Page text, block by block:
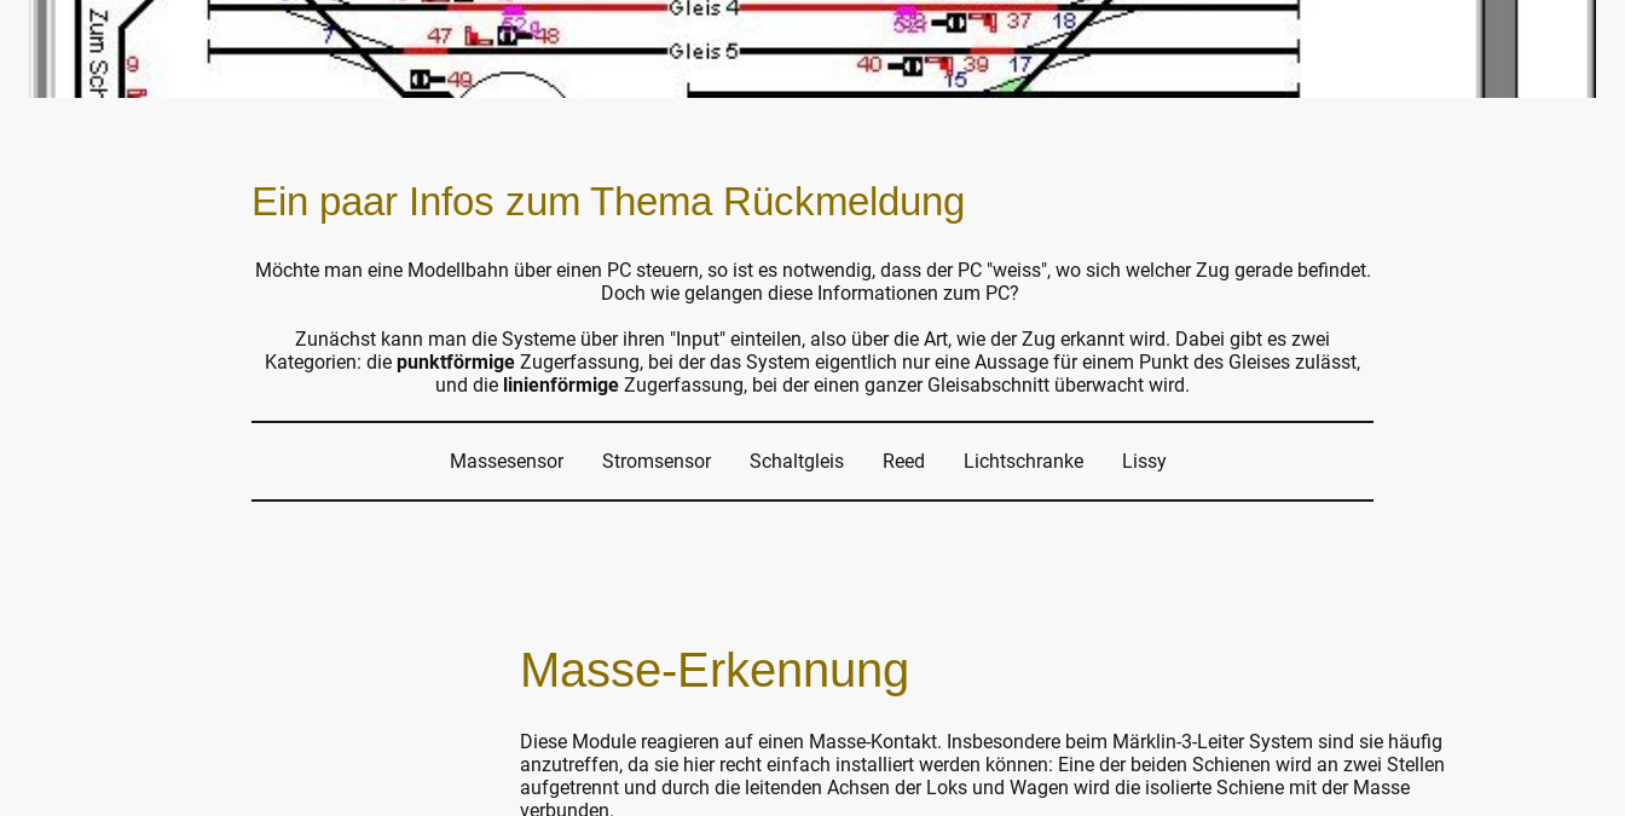
Ein paar Infos zum Thema Rückmeldung
Möchte man eine Modellbahn über einen PC steuern, so ist es notwendig, dass der PC "weiss", wo sich welcher Zug gerade befindet.
Doch wie gelangen diese Informationen zum PC?
Zunächst kann man die Systeme über ihren "Input" einteilen, also über die Art, wie der Zug erkannt wird. Dabei gibt es zwei
Kategorien: die punktförmige Zugerfassung, bei der das System eigentlich nur eine Aussage für einem Punkt des Gleises zulässt,
und die linienförmige Zugerfassung, bei der einen ganzer Gleisabschnitt überwacht wird.
Massesensor Stromsensor Schaltgleis Reed Lichtschranke Lissy
Masse-Erkennung
Diese Module reagieren auf einen Masse-Kontakt. Insbesondere beim Märklin-3-Leiter System sind sie häufig
anzutreffen, da sie hier recht einfach installiert werden können: Eine der beiden Schienen wird an zwei Stellen
aufgetrennt und durch die leitenden Achsen der Loks und Wagen wird die isolierte Schiene mit der Masse
verbunden.